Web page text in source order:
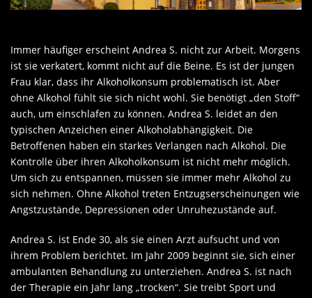
Immer häufiger erscheint Andrea S. nicht zur Arbeit. Morgens
ist sie verkatert, kommt nicht auf die Beine. Es ist der jungen
Frau klar, dass ihr Alkoholkonsum problematisch ist. Aber
ohne Alkohol fühlt sie sich nicht wohl. Sie benötigt „den Stoff“
auch, um einschlafen zu können. Andrea S. leidet an den
typischen Anzeichen einer Alkoholabhängigkeit. Die
Betroffenen haben ein starkes Verlangen nach Alkohol. Die
Kontrolle über ihren Alkoholkonsum ist nicht mehr möglich.
Um sich zu entspannen, müssen sie immer mehr Alkohol zu
sich nehmen. Ohne Alkohol treten Entzugserscheinungen wie
Angstzustände, Depressionen oder Unruhezustände auf.
Andrea S. ist Ende 30, als sie einen Arzt aufsucht und von
ihrem Problem berichtet. Im Jahr 2009 beginnt sie, sich einer
ambulanten Behandlung zu unterziehen. Andrea S. ist nach
der Therapie ein Jahr lang „trocken“. Sie treibt Sport und